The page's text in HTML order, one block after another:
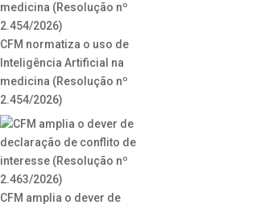
CFM normatiza o uso de
Inteligência Artificial na
medicina (Resolução nº
2.454/2026)
CFM amplia o dever de